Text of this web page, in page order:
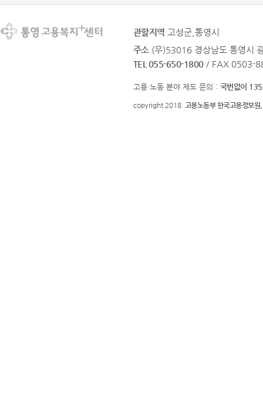
관할지역 고성군,통영시
주소 (우)53016 경상남도 통영시
TEL 055-650-1800 / FAX 0503-
고용·노동 분야 제도 문의 : 국번없이
copyright 2018 고용노동부 한국고용정보원.